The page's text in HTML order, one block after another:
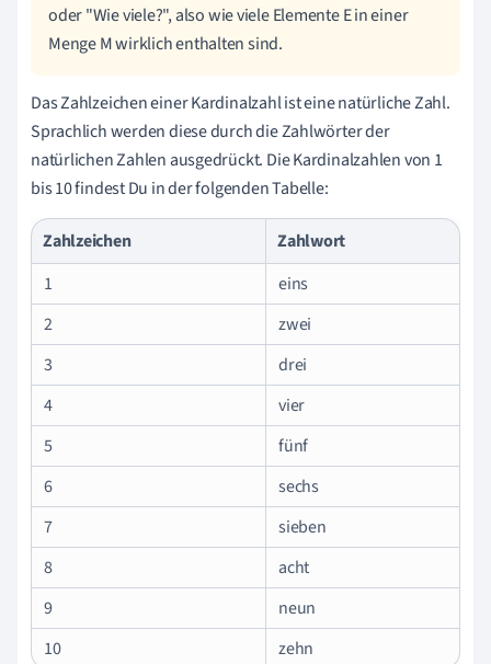
oder"Wie viele?", also wie viele Elemente E in einer
Menge M wirklich enthalten sind.
Das Zahlzeichen einer Kardinalzahl ist eine natürliche Zahl.
Sprachlich werden diese durch die Zahlwörter der
natürlichen Zahlen ausgedrückt. Die Kardinalzahlen von 1
bis 10 findest Du in der folgenden Tabelle:
Zahlzeichen
Zahlwort
1
eins
2
zwei
3
drei
4
vier
5
fünf
6
sechs
7
sieben
8
acht
9
neun
10
zehn